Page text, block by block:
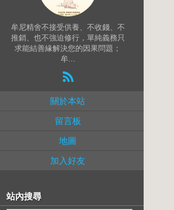
牟尼精舍不接受供養、不收錢、不
推銷、也不強迫修行，單純義務只
求能結善緣解決您的因果問題；
牟...
關於本站
留言板
地圖
加入好友
站內搜尋